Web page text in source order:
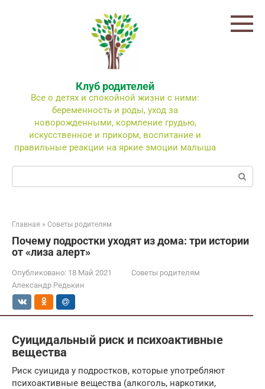
Клуб родителей
Все о детях и спокойной жизни с ними:
беременность и роды, уход за
новорожденными, кормление грудью,
искусственное и прикорм, воспитание и
правильные реакции на яркие эмоции малыша
Поиск:
Главная » Советы родителям
Почему подростки уходят из дома: три истории
от «лиза алерт»
Опубликовано: 18 Май 2021
Советы родителям
Александр Редькин
Суицидальный риск и психоактивные
вещества
Риск суицида у подростков, которые употребляют
психоактивные вещества (алкоголь, наркотики,